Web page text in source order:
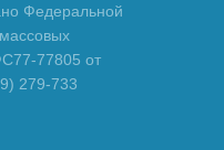
Федеральной
77805 от
279-733